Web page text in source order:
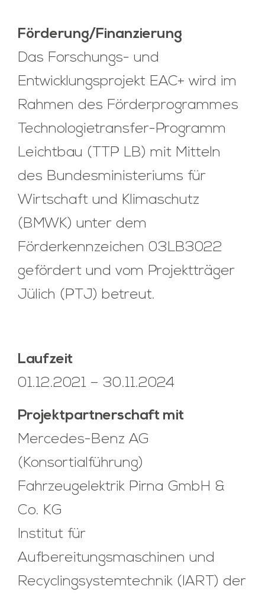
Förderung/Finanzierung
Das Forschungs- und
Entwicklungsprojekt EAC+ wird im
Rahmen des Förderprogrammes
Technologietransfer-Programm
Leichtbau (TTP LB) mit Mitteln
des Bundesministeriums für
Wirtschaft und Klimaschutz
(BMWK) unter dem
Förderkennzeichen 03LB3022
gefördert und vom Projektträger
Jülich (PTJ) betreut.
Laufzeit
01.12.2021 – 30.11.2024
Projektpartnerschaft mit
Mercedes-Benz AG
(Konsortialführung)
Fahrzeugelektrik Pirna GmbH &
Co. KG
Institut für
Aufbereitungsmaschinen und
Recyclingsystemtechnik (IART) der